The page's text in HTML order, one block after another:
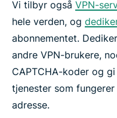
Vi tilbyr også VPN-
hele verden, og
abonnementet.
andre VPN-brukere,
CAPTCHA-koder og
tjenester som
adresse.